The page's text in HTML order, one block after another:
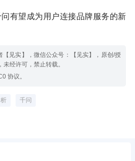
有望成为用户连接品牌服务的新
【见实】，微信公众号：【见实】，原创/授
经许可，禁止转载。
协议。
千问